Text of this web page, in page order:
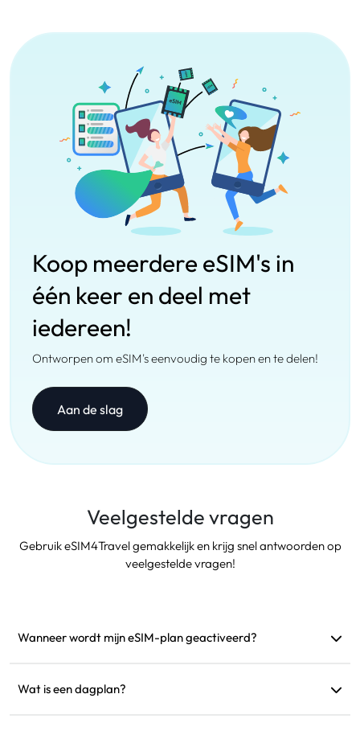
Koop meerdere eSIM's in
één keer en deel met
iedereen!
Ontworpen om eSIM's eenvoudig te kopen en te delen!
Aan de slag
Veelgestelde vragen
Gebruik eSIM4Travel gemakkelijk en krijg snel antwoorden op
veelgestelde vragen!
Wanneer wordt mijn eSIM-plan geactiveerd?
ondersteund netwerk. We raden aan het te installeren vóór
Wat is een dagplan?